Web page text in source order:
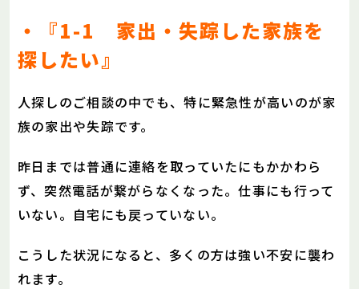
・『1-1 家出・失踪した家族を
探したい』
人探しのご相談の中でも、特に緊急性が高いのが家
族の家出や失踪です。
昨日までは普通に連絡を取っていたにもかかわら
ず、突然電話が繋がらなくなった。仕事にも行って
いない。自宅にも戻っていない。
こうした状況になると、多くの方は強い不安に襲わ
れます。